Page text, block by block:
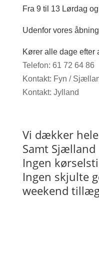
Fra 9 til 13 Lørdag
Udenfor vores
Kører alle dage efter
Telefon: 61 72 64 86
Kontakt: Fyn /
Kontakt: Jylland
Vi dækker
Samt Sjælland
Ingen
Ingen skjulte
weekend